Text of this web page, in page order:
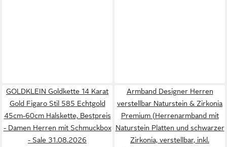
GOLDKLEIN Goldkette 14 Karat
Gold Figaro Stil 585 Echtgold
45cm-60cm Halskette, Bestpreis
- Damen Herren mit Schmuckbox
- Sale 31.08.2026
Armband Designer Herren
verstellbar Naturstein & Zirkonia
Premium (Herrenarmband mit
Naturstein Platten und schwarzer
Zirkonia, verstellbar, inkl.